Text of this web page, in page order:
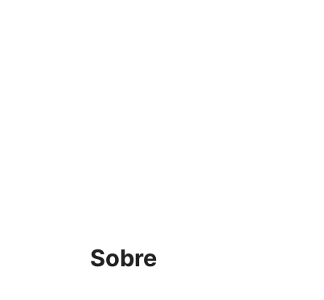
Sobre